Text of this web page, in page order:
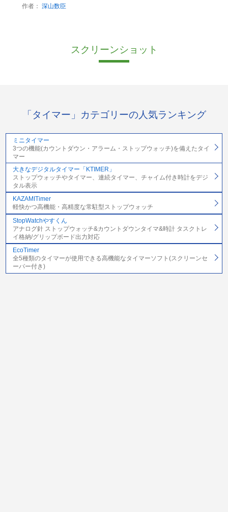
作者： 深山数臣
スクリーンショット
「タイマー」カテゴリーの人気ランキング
ミニタイマー
3つの機能(カウントダウン・アラーム・ストップウォッチ)を備えたタイ
マー
大きなデジタルタイマー「KTIMER」
ストップウォッチやタイマー、連続タイマー、チャイム付き時計をデジ
タル表示
KAZAMITimer
軽快かつ高機能・高精度な常駐型ストップウォッチ
StopWatchやすくん
アナログ針 ストップウォッチ&カウントダウンタイマ&時計 タスクトレ
イ格納/グリップボード出力対応
EcoTimer
全5種類のタイマーが使用できる高機能なタイマーソフト(スクリーンセ
ーバー付き)